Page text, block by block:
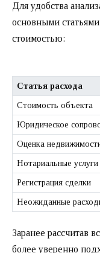
Для удобства
основными
стоимостью:
Статья расхода
Стоимость объекта
Юридическое
Оценка
Нотариальные услуги
Регистрация сделки
Неожиданные
Заранее рассчитав
более уверенно